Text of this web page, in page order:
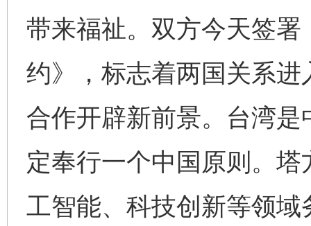
带来福祉。双方今天签
约》，标志着两国关系
合作开辟新前景。台湾
定奉行一个中国原则。
工智能、科技创新等领